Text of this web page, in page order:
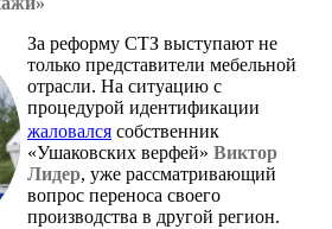
За реформу СТЗ выступают не
только представители мебельной
отрасли. На ситуацию с
процедурой идентификации
жаловался собственник
«Ушаковских верфей» Виктор
Лидер, уже рассматривающий
вопрос переноса своего
производства в другой регион.